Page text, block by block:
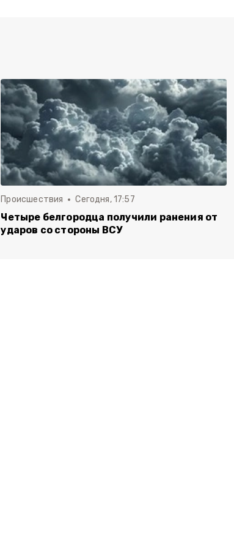
Происшествия Сегодня, 17:57
Четыре белгородца получили ранения от
ударов со стороны ВСУ